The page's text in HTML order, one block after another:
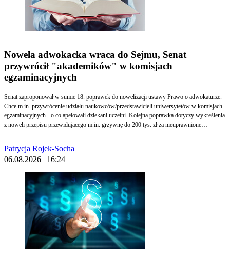
Nowela adwokacka wraca do Sejmu, Senat
przywrócił "akademików" w komisjach
egzaminacyjnych
Senat zaproponował w sumie 18. poprawek do nowelizacji ustawy Prawo o adwokaturze.
Chce m.in. przywrócenie udziału naukowców/przedstawicieli uniwersytetów w komisjach
egzaminacyjnych - o co apelowali dziekani uczelni. Kolejna poprawka dotyczy wykreślenia
z noweli przepisu przewidującego m.in. grzywnę do 200 tys. zł za nieuprawnione
pomocy prawnej i m.in. obejmuje adwokatów taką samą ochroną jak funkcjonariuszy
publicznych.
Patrycja Rojek-Socha
06.08.2026 | 16:24